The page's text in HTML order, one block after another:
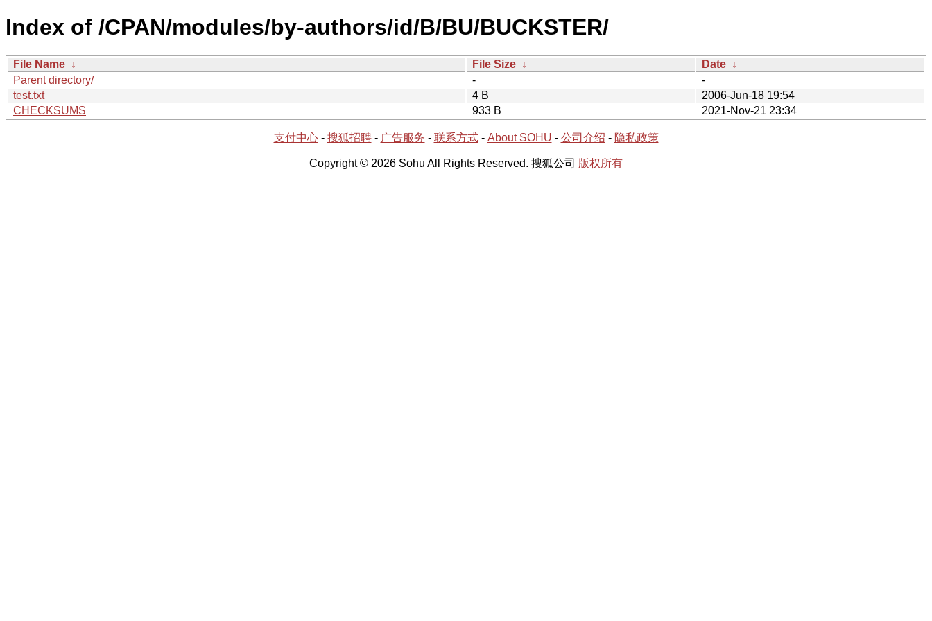
Index of /CPAN/modules/by-authors/id/B/BU/BUCKSTER/
File Name ↓ File Size ↓ Date ↓
Parent directory/
-
-
test.txt
4 B
2006-Jun-18 19:54
CHECKSUMS
933 B 2021-Nov-21 23:34
支付中心- 搜狐招聘- 广告服务 - 联系方式- About SOHU - 公司介绍 - 隐私政策
Copyright © 2026 Sohu All Rights Reserved. 搜狐公司 版权所有